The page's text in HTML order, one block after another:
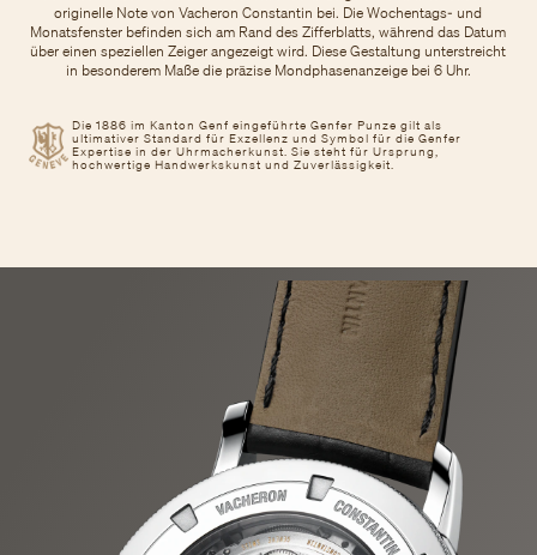
Die 1886 im Kanton Genf eingeführte Genfer Punze gilt als
ultimativer Standard für Exzellenz und Symbol für die Genfer
Expertise in der Uhrmacherkunst. Sie steht für Ursprung,
hochwertige Handwerkskunst und Zuverlässigkeit.
originelle Note von Vacheron Constantin bei. Die Wochentags- und
Monatsfenster befinden sich am Rand des Zifferblatts, während das Datum
über einen speziellen Zeiger angezeigt wird. Diese Gestaltung unterstreicht
in besonderem Maße die präzise Mondphasenanzeige bei 6 Uhr.